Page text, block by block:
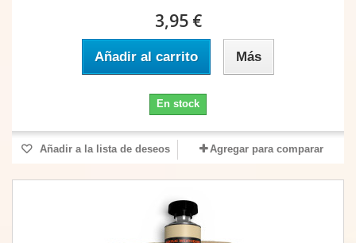
3,95 €
Añadir al carrito Más
En stock
Añadir a la lista de deseos Agregar para comparar